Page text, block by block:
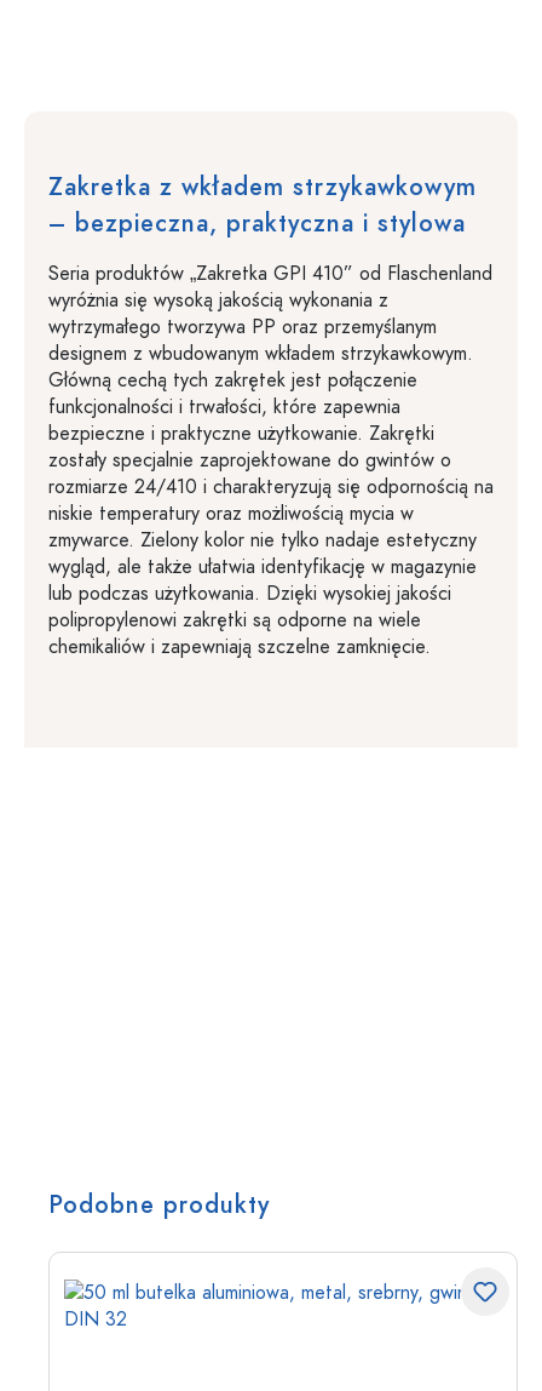
Zakretka z wkładem strzykawkowym
– bezpieczna, praktyczna i stylowa
Seria produktów „Zakretka GPI 410” od Flaschenland
wyróżnia się wysoką jakością wykonania z
wytrzymałego tworzywa PP oraz przemyślanym
designem z wbudowanym wkładem strzykawkowym.
Główną cechą tych zakrętek jest połączenie
funkcjonalności i trwałości, które zapewnia
bezpieczne i praktyczne użytkowanie. Zakrętki
zostały specjalnie zaprojektowane do gwintów o
rozmiarze 24/410 i charakteryzują się odpornością na
niskie temperatury oraz możliwością mycia w
zmywarce. Zielony kolor nie tylko nadaje estetyczny
wygląd, ale także ułatwia identyfikację w magazynie
lub podczas użytkowania. Dzięki wysokiej jakości
polipropylenowi zakrętki są odporne na wiele
chemikaliów i zapewniają szczelne zamknięcie.
Podobne produkty